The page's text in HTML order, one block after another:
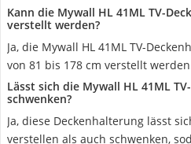
Kann die Mywall HL 41ML TV-
verstellt werden?
Ja, die Mywall HL 41ML TV-
von 81 bis 178 cm verstellt
Lässt sich die Mywall HL 41ML
schwenken?
Ja, diese Deckenhalterung lässt
verstellen als auch schwenken,